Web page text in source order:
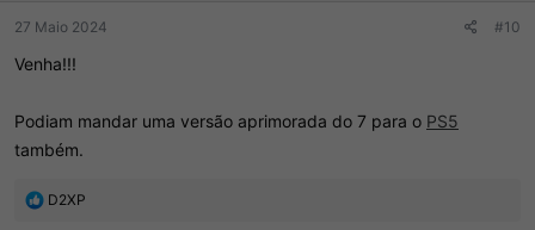
27 Maio 2024 #10
Venha!!!
Podiam mandar uma versão aprimorada do 7 para o PS5
também.
R
D2XP